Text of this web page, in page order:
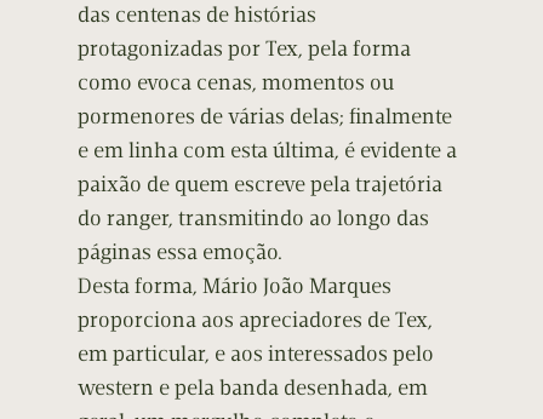
das centenas de histórias
protagonizadas por Tex, pela forma
como evoca cenas, momentos ou
pormenores de várias delas; finalmente
e em linha com esta última, é evidente a
paixão de quem escreve pela trajetória
do ranger, transmitindo ao longo das
páginas essa emoção.
Desta forma, Mário João Marques
proporciona aos apreciadores de Tex,
em particular, e aos interessados pelo
western e pela banda desenhada, em